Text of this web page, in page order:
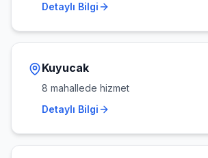
Detaylı Bilgi
Kuyucak
8 mahallede hizmet
Detaylı Bilgi